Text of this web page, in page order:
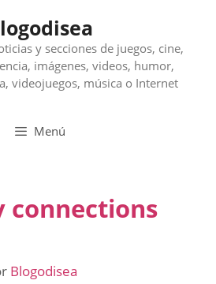
y secciones de juegos, cine,
imágenes, videos, humor,
videojuegos, música o Internet
Menú
connections
Blogodisea